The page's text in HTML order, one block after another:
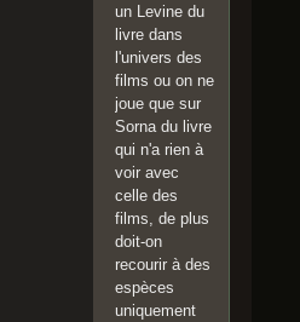
un Levine du
livre dans
l'univers des
films ou on ne
joue que sur
Sorna du livre
qui n'a rien à
voir avec
celle des
films, de plus
doit-on
recourir à des
espèces
uniquement